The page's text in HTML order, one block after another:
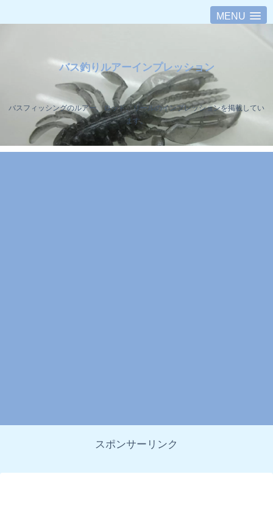
MENU
バス釣りルアーインプレッション
バスフィッシングのルアー、ロッド、リールのインプレッションを掲載してい
ます。
スポンサーリンク